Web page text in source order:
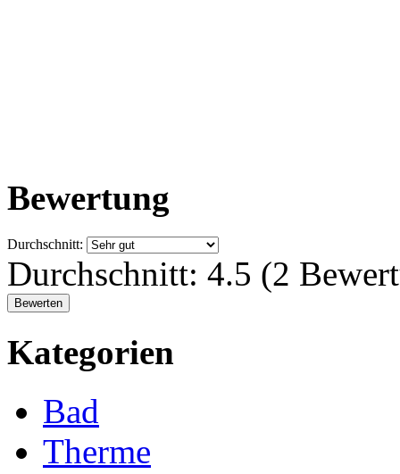
Bewertung
Durchschnitt:
Durchschnitt: 4.5 (2
Kategorien
Bad
Therme